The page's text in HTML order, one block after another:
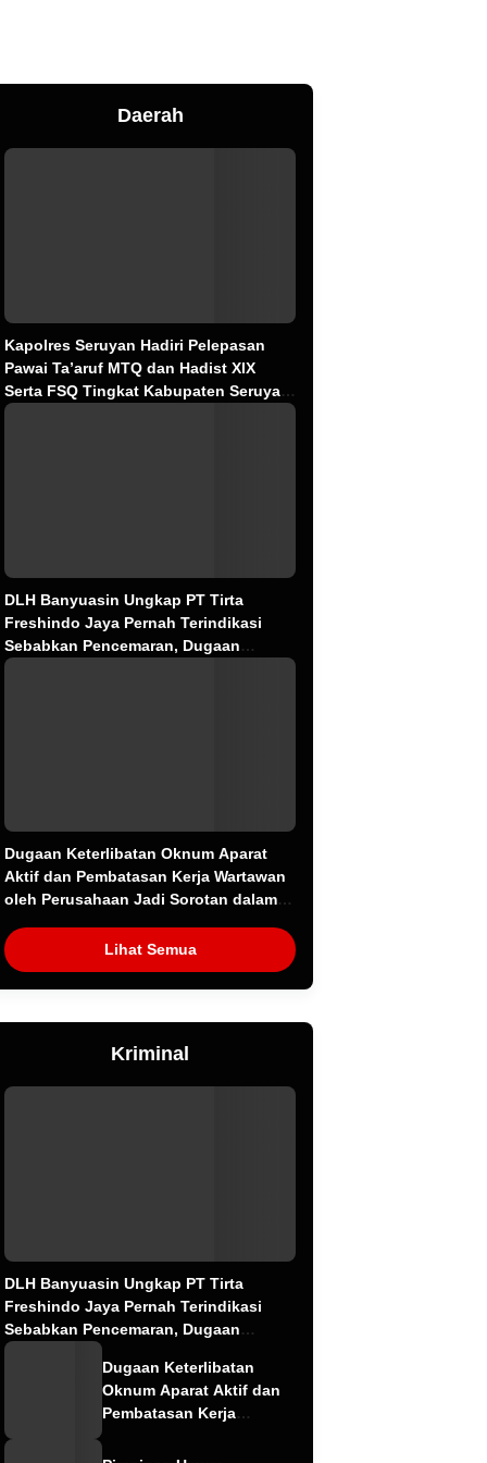
Daerah
Kapolres Seruyan Hadiri Pelepasan
Pawai Ta’aruf MTQ dan Hadist XlX
Serta FSQ Tingkat Kabupaten Seruyan
Tahun 2026.
DLH Banyuasin Ungkap PT Tirta
Freshindo Jaya Pernah Terindikasi
Sebabkan Pencemaran, Dugaan
Limbah Kembali Diselidiki
Dugaan Keterlibatan Oknum Aparat
Aktif dan Pembatasan Kerja Wartawan
oleh Perusahaan Jadi Sorotan dalam
Tirta Fresindo JayaLihat Semua
Kriminal
DLH Banyuasin Ungkap PT Tirta
Freshindo Jaya Pernah Terindikasi
Sebabkan Pencemaran, Dugaan
Limbah Kembali Diselidiki
Dugaan Keterlibatan
Oknum Aparat Aktif dan
Pembatasan Kerja
Perusahaan Jadi Sorotan